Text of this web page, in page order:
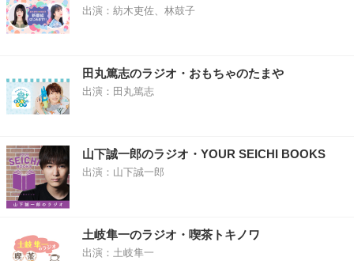
出演：紡木吏佐、林鼓子
田丸篤志のラジオ・おもちゃのたまや
出演：田丸篤志
山下誠一郎のラジオ・YOUR SEICHI BOOKS
出演：山下誠一郎
土岐隼一のラジオ・喫茶トキノワ
出演：土岐隼一